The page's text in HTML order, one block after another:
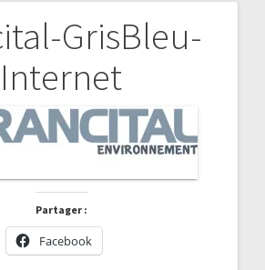
GrisBleu-
Internet
Partager :
Facebook